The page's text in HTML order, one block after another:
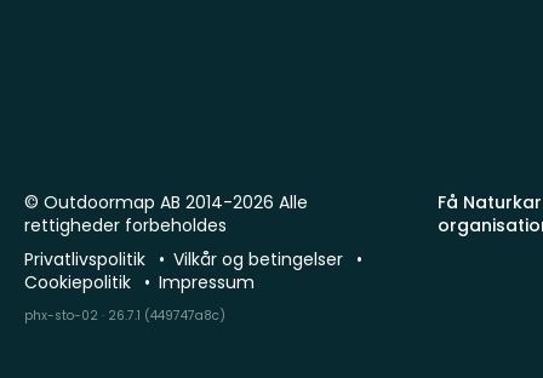
Få
© Outdoormap AB 2014-2026 Alle
rettigheder forbeholdes
Privatlivspolitik
Vilkår og betingelser
Cookiepolitik
Impressum
phx-sto-02 · 26.7.1 (449747a8c)